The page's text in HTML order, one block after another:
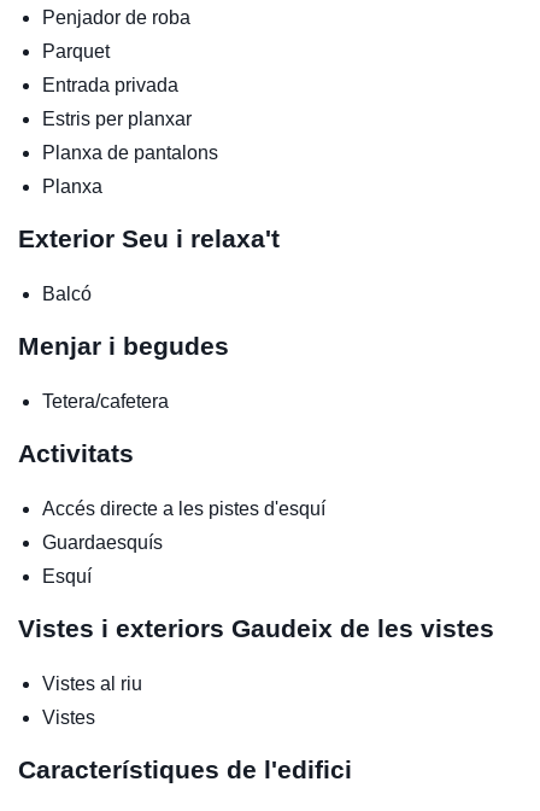
Penjador de roba
Parquet
Entrada privada
Estris per planxar
Planxa de pantalons
Planxa
Exterior Seu i relaxa't
Balcó
Menjar i begudes
Tetera/cafetera
Activitats
Accés directe a les pistes d'esquí
Guardaesquís
Esquí
Vistes i exteriors Gaudeix de les vistes
Vistes al riu
Vistes
Característiques de l'edifici